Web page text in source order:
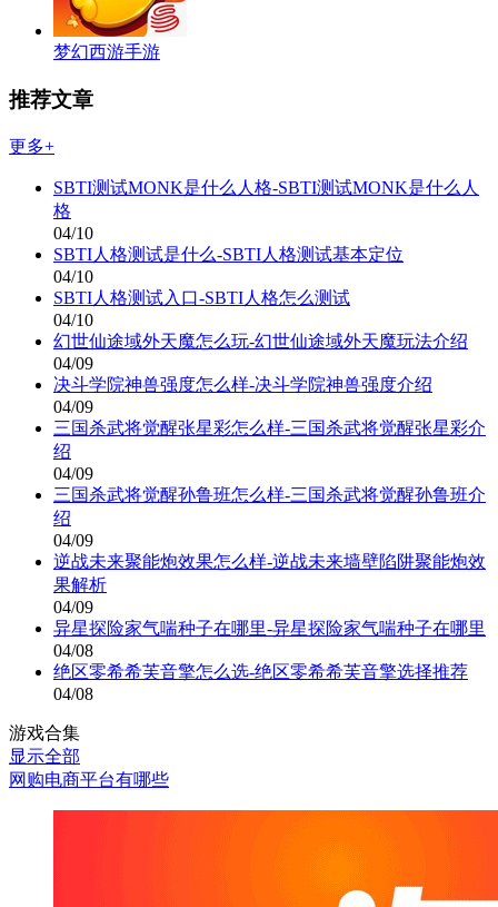
梦幻西游手游
推荐文章
更多+
SBTI测试MONK是什么人格-SBTI测试MONK是什么人
格
04/10
SBTI人格测试是什么-SBTI人格测试基本定位
04/10
SBTI人格测试入口-SBTI人格怎么测试
04/10
幻世仙途域外天魔怎么玩-幻世仙途域外天魔玩法介绍
04/09
决斗学院神兽强度怎么样-决斗学院神兽强度介绍
04/09
三国杀武将觉醒张星彩怎么样-三国杀武将觉醒张星彩介
绍
04/09
三国杀武将觉醒孙鲁班怎么样-三国杀武将觉醒孙鲁班介
绍
04/09
逆战未来聚能炮效果怎么样-逆战未来墙壁陷阱聚能炮效
果解析
04/09
异星探险家气喘种子在哪里-异星探险家气喘种子在哪里
04/08
绝区零希希芙音擎怎么选-绝区零希希芙音擎选择推荐
04/08
游戏合集
显示全部
网购电商平台有哪些